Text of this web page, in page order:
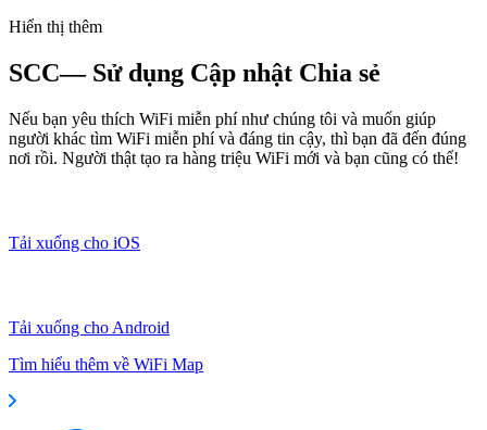
Hiển thị thêm
SCC— Sử dụng Cập nhật Chia sẻ
Nếu bạn yêu thích WiFi miễn phí như chúng tôi và muốn giúp
người khác tìm WiFi miễn phí và đáng tin cậy, thì bạn đã đến đúng
nơi rồi. Người thật tạo ra hàng triệu WiFi mới và bạn cũng có thể!
Tải xuống cho iOS
Tải xuống cho Android
Tìm hiểu thêm về WiFi Map